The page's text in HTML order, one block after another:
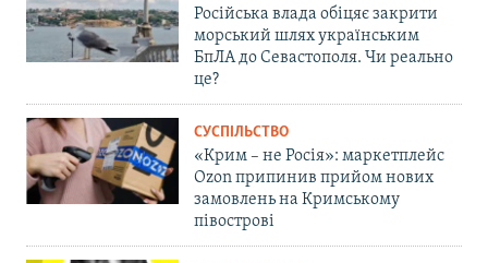
Російська влада обіцяє закрити
морський шлях українським
БпЛА до Севастополя. Чи реально
це?
СУСПІЛЬСТВО
«Крим – не Росія»: маркетплейс
Ozon припинив прийом нових
замовлень на Кримському
півострові